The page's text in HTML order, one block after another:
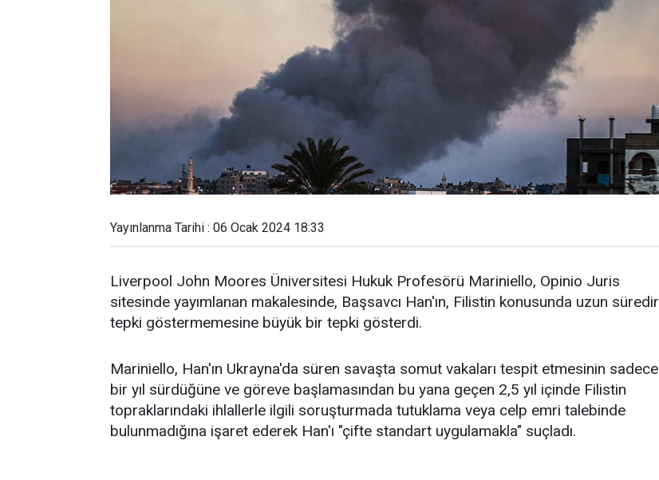
Yayınlanma Tarihi : 06 Ocak 2024 18:33
Liverpool John Moores Üniversitesi Hukuk Profesörü Mariniello, Opinio Juris
sitesinde yayımlanan makalesinde, Başsavcı Han'ın, Filistin konusunda uzun süredir
tepki göstermemesine büyük bir tepki gösterdi.
Mariniello, Han'ın Ukrayna'da süren savaşta somut vakaları tespit etmesinin sadece
bir yıl sürdüğüne ve göreve başlamasından bu yana geçen 2,5 yıl içinde Filistin
topraklarındaki ihlallerle ilgili soruşturmada tutuklama veya celp emri talebinde
bulunmadığına işaret ederek Han'ı "çifte standart uygulamakla" suçladı.